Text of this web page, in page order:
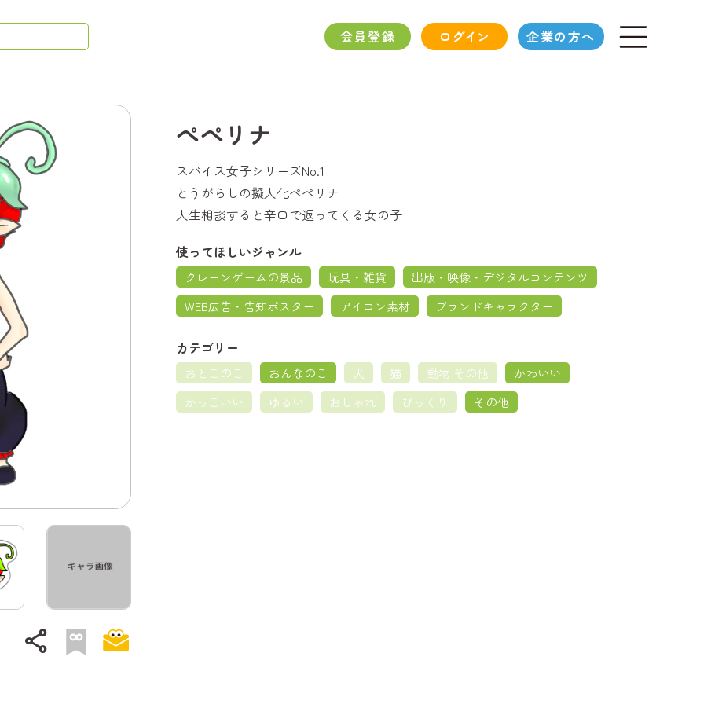
会員登録 ログイン 企業の方へ
share
ぺぺリナ
スパイス女子シリーズNo.1
とうがらしの擬人化ぺぺリナ
人生相談すると辛口で返ってくる女の子
使ってほしいジャンル
クレーンゲームの景品 玩具・雑貨
出版・映像・デジタルコンテンツ
WEB広告・告知ポスター
アイコン素材 ブランドキャラクター
カテゴリー
おとこのこ おんなのこ 犬 猫 動物 その他
かわいい
かっこいい
ゆるい おしゃれ びっくり その他